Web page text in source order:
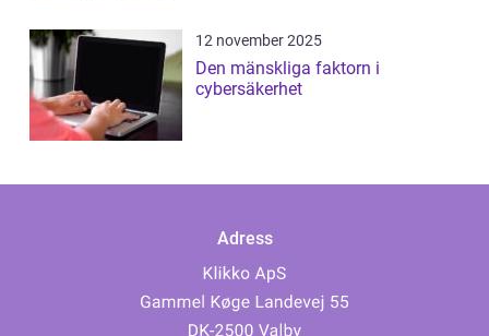
12 november 2025
Den mänskliga faktorn i
cybersäkerhet
Adress